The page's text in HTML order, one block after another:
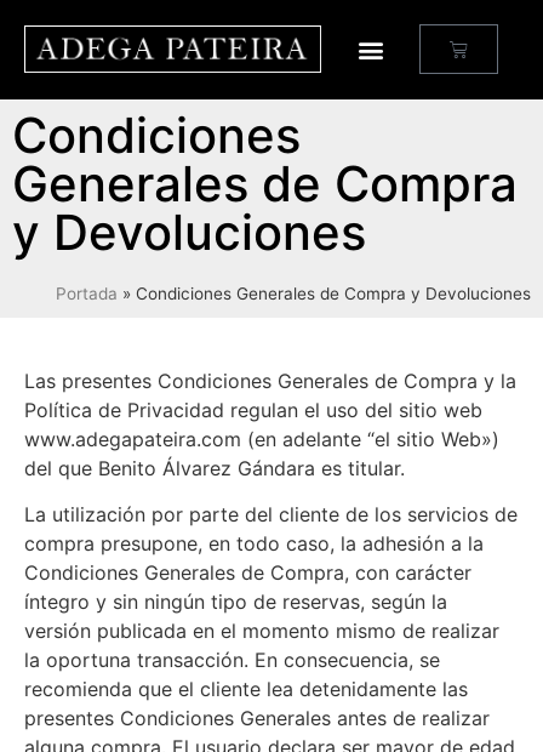
Condiciones
Generales de Compra
y Devoluciones
Portada » Condiciones Generales de Compra y Devoluciones
Las presentes Condiciones Generales de Compra y la
Política de Privacidad regulan el uso del sitio web
www.adegapateira.com (en adelante “el sitio Web»)
del que Benito Álvarez Gándara es titular.
La utilización por parte del cliente de los servicios de
compra presupone, en todo caso, la adhesión a la
Condiciones Generales de Compra, con carácter
íntegro y sin ningún tipo de reservas, según la
versión publicada en el momento mismo de realizar
la oportuna transacción. En consecuencia, se
recomienda que el cliente lea detenidamente las
presentes Condiciones Generales antes de realizar